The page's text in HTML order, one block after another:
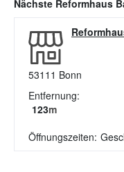
Nächste Reformhaus
53111 Bonn
Entfernung:
123m
Öffnungszeiten: